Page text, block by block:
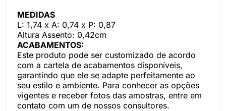
MEDIDAS
L: 1,74 x A: 0,74 x P: 0,87
Altura Assento: 0,42cm
ACABAMENTOS:
Este produto pode ser customizado de acordo
com a cartela de acabamentos disponíveis,
garantindo que ele se adapte perfeitamente ao
seu estilo e ambiente. Para conhecer as opções
vigentes e receber fotos das amostras, entre em
contato com um de nossos consultores.